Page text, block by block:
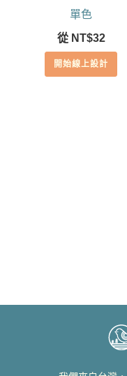
單色
從 NT$32
開始線上設計